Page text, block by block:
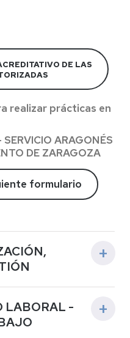
DE LAS
realizar prácticas en
ARAGONÉS
DE ZARAGOZA
formulario
50 euros más IVA,
y hubiese
LABORAL -